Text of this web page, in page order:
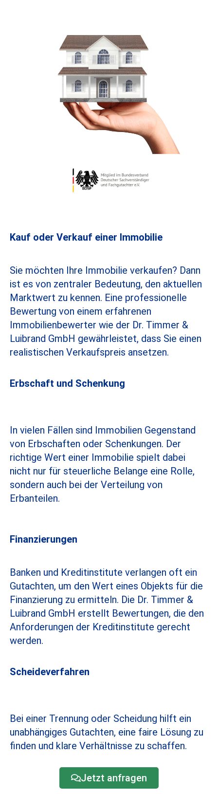
Kauf oder Verkauf einer Immobilie
Sie möchten Ihre Immobilie verkaufen? Dann
ist es von zentraler Bedeutung, den aktuellen
Marktwert zu kennen. Eine professionelle
Bewertung von einem erfahrenen
Immobilienbewerter wie der Dr. Timmer &
Luibrand GmbH gewährleistet, dass Sie einen
realistischen Verkaufspreis ansetzen.
Erbschaft und Schenkung
In vielen Fällen sind Immobilien Gegenstand
von Erbschaften oder Schenkungen. Der
richtige Wert einer Immobilie spielt dabei
nicht nur für steuerliche Belange eine Rolle,
sondern auch bei der Verteilung von
Erbanteilen.
Finanzierungen
Banken und Kreditinstitute verlangen oft ein
Gutachten, um den Wert eines Objekts für die
Finanzierung zu ermitteln. Die Dr. Timmer &
Luibrand GmbH erstellt Bewertungen, die den
Anforderungen der Kreditinstitute gerecht
werden.
Scheideverfahren
Bei einer Trennung oder Scheidung hilft ein
unabhängiges Gutachten, eine faire Lösung zu
finden und klare Verhältnisse zu schaffen.
Jetzt anfragen